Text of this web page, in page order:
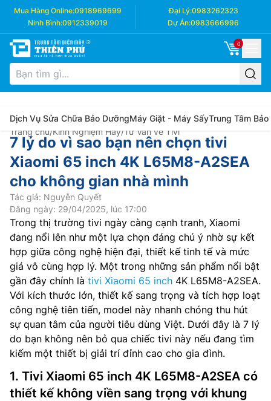
Mua Hàng Online:0918969699 Đại Lý:0983262323
Ninh Bình:0912339019 Dự Án:0983666996
0
Dịch Vụ Sửa Chữa Bảo DưỡngMáy Giặt - Máy SấyTrung Tâm Bảo
Trang chủ/Kinh Nghiệm Hay/Tư Vấn về Tivi
7 lý do vì sao bạn nên chọn tivi
Xiaomi 65 inch 4K L65M8-A2SEA
cho không gian nhà mình
Tác giả: Nguyễn Quyết
Đăng ngày: 29/04/2025, lúc 17:00
Trong thị trường tivi ngày càng cạnh tranh, Xiaomi
đang nổi lên như một lựa chọn đáng chú ý nhờ sự kết
hợp giữa công nghệ hiện đại, thiết kế tinh tế và mức
giá vô cùng hợp lý. Một trong những sản phẩm nổi bật
gần đây chính là tivi Xiaomi 65 inch 4K L65M8-A2SEA.
Với kích thước lớn, thiết kế sang trọng và tích hợp loạt
công nghệ tiên tiến, model này nhanh chóng thu hút
sự quan tâm của người tiêu dùng Việt. Dưới đây là 7 lý
do bạn không nên bỏ qua chiếc tivi này nếu đang tìm
kiếm một thiết bị giải trí đỉnh cao cho gia đình.
1. Tivi Xiaomi 65 inch 4K L65M8-A2SEA có
thiết kế không viền sang trọng với khung